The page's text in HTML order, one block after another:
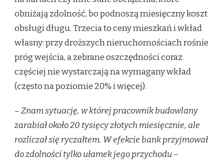
obniżają zdolność, bo podnoszą miesięczny koszt
obsługi długu. Trzecia to ceny mieszkań i wkład
własny: przy droższych nieruchomościach rośnie
próg wejścia, a zebrane oszczędności coraz
częściej nie wystarczają na wymagany wkład
(często na poziomie 20% i więcej).
–Znam sytuację, w której pracownik budowlany
zarabiał około 20 tysięcy złotych miesięcznie, ale
rozliczał się ryczałtem. W efekcie bank przyjmował
do zdolności tylko ułamek jego przychodu –